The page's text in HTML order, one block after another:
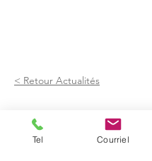
< Retour Actualités
Tel Courriel